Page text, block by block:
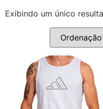
Exibindo um único